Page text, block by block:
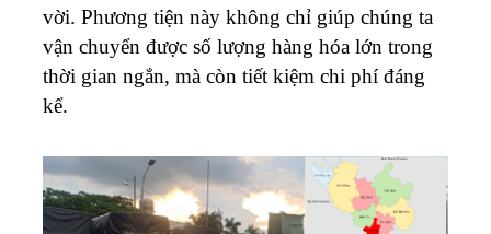
vời. Phương tiện này không chỉ giúp chúng ta
vận chuyển được số lượng hàng hóa lớn trong
thời gian ngắn, mà còn tiết kiệm chi phí đáng
kể.